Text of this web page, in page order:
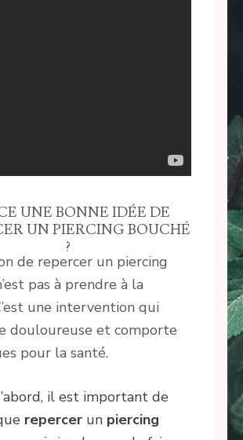
UNE BONNE IDÉE DE
UN PIERCING BOUCHÉ
?
de repercer un piercing
pas à prendre à la
une intervention qui
douloureuse et comporte
pour la santé.
il est important de
repercer un piercing